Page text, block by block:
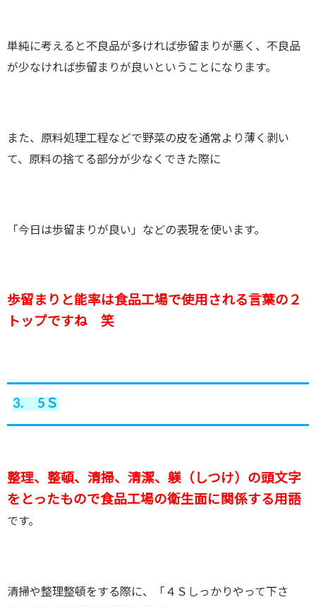
単純に考えると不良品が多ければ歩留まりが悪く、不良品
が少なければ歩留まりが良いということになります。
また、原料処理工程などで野菜の皮を通常より薄く剥い
て、原料の捨てる部分が少なくできた際に
「今日は歩留まりが良い」などの表現を使います。
歩留まりと能率は食品工場で使用される言葉の２
トップですね 笑
3. 5Ｓ
整理、整頓、清掃、清潔、躾（しつけ）の頭文字
をとったもので食品工場の衛生面に関係する用語
です。
清掃や整理整頓をする際に、「４Ｓしっかりやって下さ